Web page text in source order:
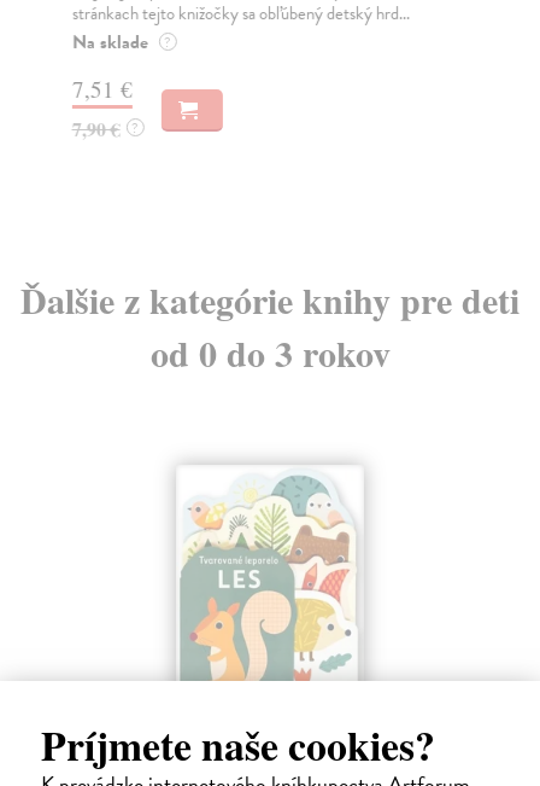
Príjmete naše cookies?
stránkach tejto knižočky sa obľúbený detský hrd...
Na sklade ?
7,51 €
7,90 € ?
Ďalšie z kategórie knihy pre deti
od 0 do 3 rokov
Les - Tvarované leporelo
Payne Sally| Kniha
Táto knižka s veselými obrázkami a rôzne tvarovanými stránkami